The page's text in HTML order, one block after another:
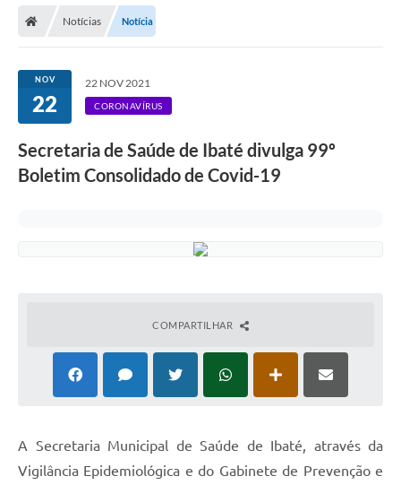
Notícias Notícia
NOV
22
22 NOV 2021
CORONAVÍRUS
Secretaria de Saúde de Ibaté divulga 99º
Boletim Consolidado de Covid-19
COMPARTILHAR
A Secretaria Municipal de Saúde de Ibaté, através da
Vigilância Epidemiológica e do Gabinete de Prevenção e